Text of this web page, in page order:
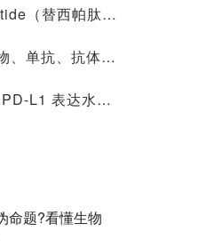
新一代“减肥神药”Tirzepatide（替西帕肽、替尔帕肽）科研试剂综述
横向对比：小分子靶向药物、单抗、抗体偶联药物、双特异性抗体与CAR-T细胞治疗的技术特征及应用瓶颈
TPS、TC、TAP、CPS...PD-L1 表达水平看哪个？-SinoRd 助力中国医药研发
命题?看懂生物